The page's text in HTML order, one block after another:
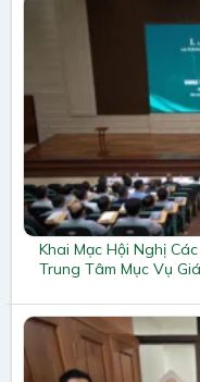
Khai Mạc Hội Nghị
Trung Tâm Mục Vụ